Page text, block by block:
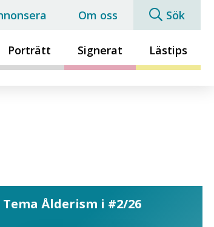
Porträtt Signerat Lästips
Om oss Sök
Tema Ålderism i #2/26